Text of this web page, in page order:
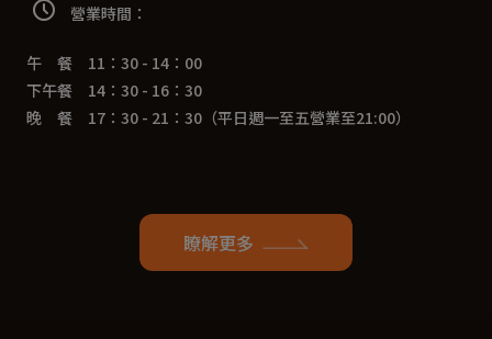
營業時間：
午 餐 11：30 - 14：00
下午餐 14：30 - 16：30
晚 餐 17：30 - 21：30（平日週一至五營業至21:00）
瞭解更多